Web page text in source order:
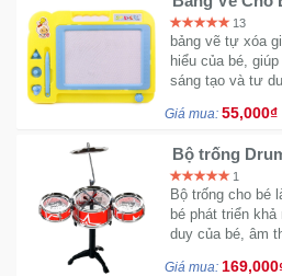
Thiết
Giải
NA Kid 728
13
bảng vẽ tự xóa
hiểu của bé,
sáng tạo và tư
Giá mua: 55,000₫
Bộ trống
1
Bộ trống cho bé
bé phát triển
duy của bé, âm
Giá mua: